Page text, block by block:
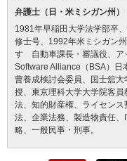
弁護士（日・米ミシガン州）
1981年早稲田大学法学部卒
修士号、1992年米ミシガン
すゞ自動車課長・審議役、
Software Alliance（BSA）日
曹養成検討会委員、国士舘
授、東京理科大学大学院客員
法、知的財産権、ライセン
法、企業法務、製造物責任
略、一般民事・刑事。